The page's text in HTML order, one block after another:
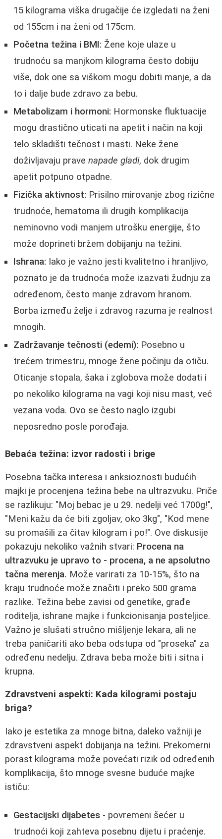
15 kilograma viška drugačije će izgledati na ženi
od 155cm i na ženi od 175cm.
Početna težina i BMI: Žene koje ulaze u
trudnoću sa manjkom kilograma često dobiju
više, dok one sa viškom mogu dobiti manje, a da
to i dalje bude zdravo za bebu.
Metabolizam i hormoni: Hormonske fluktuacije
mogu drastično uticati na apetit i način na koji
telo skladišti tečnost i masti. Neke žene
doživljavaju prave napade gladi, dok drugim
apetit potpuno otpadne.
Fizička aktivnost: Prisilno mirovanje zbog rizične
trudnoće, hematoma ili drugih komplikacija
neminovno vodi manjem utrošku energije, što
može doprineti bržem dobijanju na težini.
Ishrana: Iako je važno jesti kvalitetno i hranljivo,
poznato je da trudnoća može izazvati žudnju za
određenom, često manje zdravom hranom.
Borba između želje i zdravog razuma je realnost
mnogih.
Zadržavanje tečnosti (edemi): Posebno u
trećem trimestru, mnoge žene počinju da otiču.
Oticanje stopala, šaka i zglobova može dodati i
po nekoliko kilograma na vagi koji nisu mast, već
vezana voda. Ovo se često naglo izgubi
neposredno posle porođaja.
Bebaća težina: izvor radosti i brige
Posebna tačka interesa i anksioznosti budućih
majki je procenjena težina bebe na ultrazvuku. Priče
se razlikuju: "Moj bebac je u 29. nedelji već 1700g!",
"Meni kažu da će biti zgoljav, oko 3kg", "Kod mene
su promašili za čitav kilogram i po!". Ove diskusije
pokazuju nekoliko važnih stvari: Procena na
ultrazvuku je upravo to - procena, a ne apsolutno
tačna merenja. Može varirati za 10-15%, što na
kraju trudnoće može značiti i preko 500 grama
razlike. Težina bebe zavisi od genetike, građe
roditelja, ishrane majke i funkcionisanja posteljice.
Važno je slušati stručno mišljenje lekara, ali ne
treba paničariti ako beba odstupa od "proseka" za
određenu nedelju. Zdrava beba može biti i sitna i
krupna.
Zdravstveni aspekti: Kada kilogrami postaju
briga?
Iako je estetika za mnoge bitna, daleko važniji je
zdravstveni aspekt dobijanja na težini. Prekomerni
porast kilograma može povećati rizik od određenih
komplikacija, što mnoge svesne buduće majke
ističu:
Gestacijski dijabetes - povremeni šećer u
trudnoći koji zahteva posebnu dijetu i praćenje.